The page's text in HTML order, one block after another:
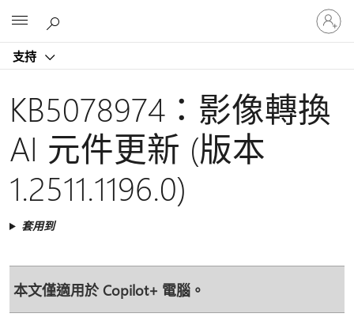
支持
登
入
您
戶
KB5078974：影像轉換
AI 元件更新 (版本
1.2511.1196.0)
套用到
本文僅適用於 Copilot+ 電腦。